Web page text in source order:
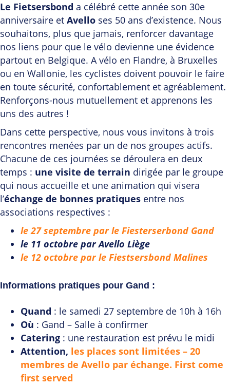
Le Fietsersbond a célébré cette année son 30e
anniversaire et Avello ses 50 ans d’existence. Nous
souhaitons, plus que jamais, renforcer davantage
nos liens pour que le vélo devienne une évidence
partout en Belgique. A vélo en Flandre, à Bruxelles
ou en Wallonie, les cyclistes doivent pouvoir le faire
en toute sécurité, confortablement et agréablement.
Renforçons-nous mutuellement et apprenons les
uns des autres !
Dans cette perspective, nous vous invitons à trois
rencontres menées par un de nos groupes actifs.
Chacune de ces journées se déroulera en deux
temps : une visite de terrain dirigée par le groupe
qui nous accueille et une animation qui visera
l’échange de bonnes pratiques entre nos
associations respectives :
le 27 septembre par le Fiesterserbond Gand
le 11 octobre par Avello Liège
le 12 octobre par le Fiestsersbond Malines
Informations pratiques pour Gand :
Quand : le samedi 27 septembre de 10h à 16h
Où : Gand – Salle à confirmer
Catering : une restauration est prévu le midi
Attention, les places sont limitées – 20
membres de Avello par échange. First come
first served